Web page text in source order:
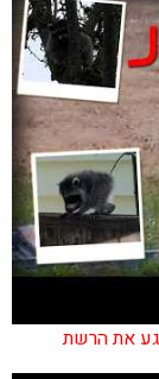
את הרשת